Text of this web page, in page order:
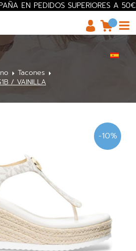
EN PEDIDOS SUPERIORES A 50€
Tacones
/ VAINILLA
-10%